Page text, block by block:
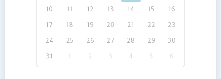
10 11 12 13 14 15 16
17 18 19 20 21 22 23
24 25 26 27 28 29 30
31 1 2 3 4 5 6